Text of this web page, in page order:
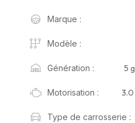
Marque :
Modèle :
Génération : 5
Motorisation : 3.0
Type de carrosserie :